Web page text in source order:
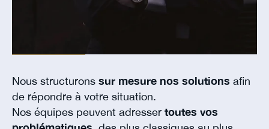
Nous structurons sur mesure nos solutions afin
de répondre à votre situation.
Nos équipes peuvent adresser toutes vos